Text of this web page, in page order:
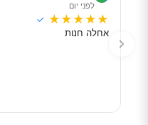
לפני יום
★
★
★
★
★
✓
אחלה חנות